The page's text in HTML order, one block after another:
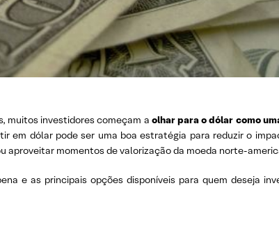
muitos investidores começam a olhar para o dólar como
em dólar pode ser uma boa estratégia para reduzir o
aproveitar momentos de valorização da moeda norte-
e as principais opções disponíveis para quem deseja